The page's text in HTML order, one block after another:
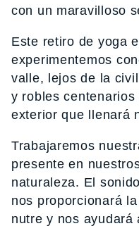
con un maravilloso
Este retiro de yoga
experimentemos
valle, lejos de la
y robles
exterior que llenará
Trabajaremos
presente en
naturaleza. El
nos proporcionará
nutre y nos ayudará